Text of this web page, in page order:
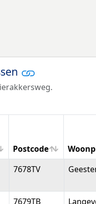
Postcode
Postcode
7678TV
7679TB